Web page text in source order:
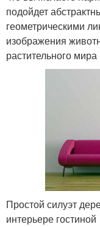
подойдет
геометрическими
изображения
растительного
Простой силуэт
интерьере гостиной